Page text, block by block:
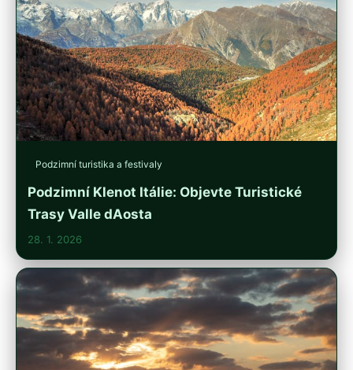
Podzimní turistika a festivaly
Podzimní Klenot Itálie: Objevte Turistické
Trasy Valle dAosta
28. 1. 2026